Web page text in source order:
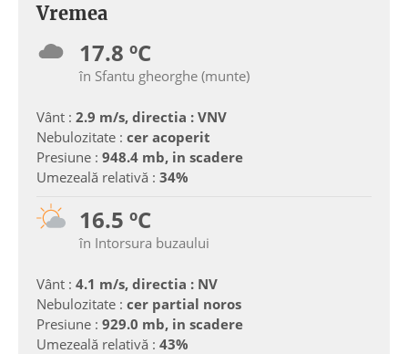
Vremea
17.8 ºC
în Sfantu gheorghe (munte)
Vânt : 2.9 m/s, directia : VNV
Nebulozitate : cer acoperit
Presiune : 948.4 mb, in scadere
Umezeală relativă : 34%
16.5 ºC
în Intorsura buzaului
Vânt : 4.1 m/s, directia : NV
Nebulozitate : cer partial noros
Presiune : 929.0 mb, in scadere
Umezeală relativă : 43%